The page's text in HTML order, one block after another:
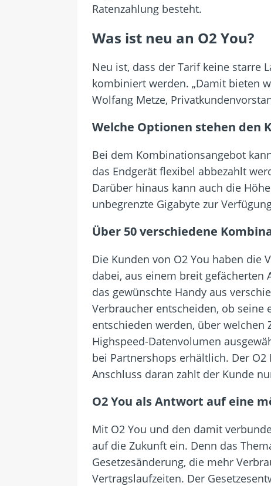
Ratenzahlung besteht.
Was ist neu an O2 You?
Neu ist, dass der Tarif keine starre
kombiniert werden. „Damit bieten
Wolfang Metze,
Welche Optionen stehen den
Bei dem Kombinationsangebot
das Endgerät flexibel abbezahlt
Darüber hinaus kann auch die
unbegrenzte Gigabyte zur
Über 50 verschiedene
Die Kunden von O2 You haben
dabei, aus einem breit gefächerten
das gewünschte Handy aus
Verbraucher entscheiden, ob
entschieden werden, über welchen
Highspeed-Datenvolumen
bei Partnershops erhältlich. Der
Anschluss daran zahlt der Kunde
O2 You als Antwort auf eine
Mit O2 You und den damit
auf die Zukunft ein. Denn das
Gesetzesänderung, die mehr
Vertragslaufzeiten. Der